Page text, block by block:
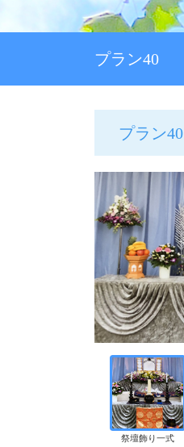
プラン40
プラン40
祭壇飾り一式